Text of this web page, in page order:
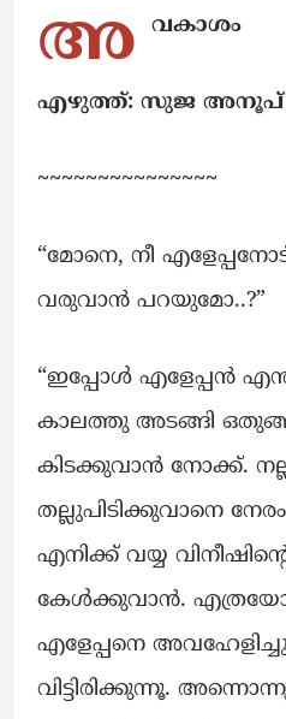
അ വകാശം
എഴുത്ത്: സുജ അനൂപ്
~~~~~~~~~~~~~~~
“മോനെ, നീ എളേപ്പനോട്
വരുവാൻ പറയുമോ..?”
“ഇപ്പോൾ എളേപ്പൻ
കാലത്തു അടങ്ങി
കിടക്കുവാൻ നോക്ക്.
തല്ലുപിടിക്കുവാനെ
എനിക്ക് വയ്യ
കേൾക്കുവാൻ. എത്രയോ
എളേപ്പനെ അവഹേളിച്ചു
വിട്ടിരിക്കുന്നൂ.